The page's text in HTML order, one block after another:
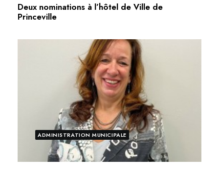
Deux nominations à l’hôtel de Ville de
Princeville
ADMINISTRATION MUNICIPALE